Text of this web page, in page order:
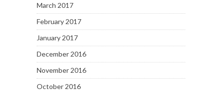
March 2017
February 2017
January 2017
December 2016
November 2016
October 2016